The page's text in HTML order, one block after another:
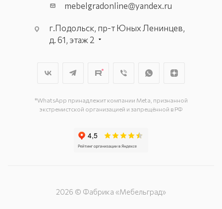
mebelgradonline@yandex.ru
г.Подольск, пр-т Юных Ленинцев,
д. 61, этаж 2
г. Подольск, ул. Станционная, д. 11
*WhatsApp принадлежит компании Meta, признанной
экстремистской организацией и запрещённой в РФ
2026 © Фабрика «Мебельград»